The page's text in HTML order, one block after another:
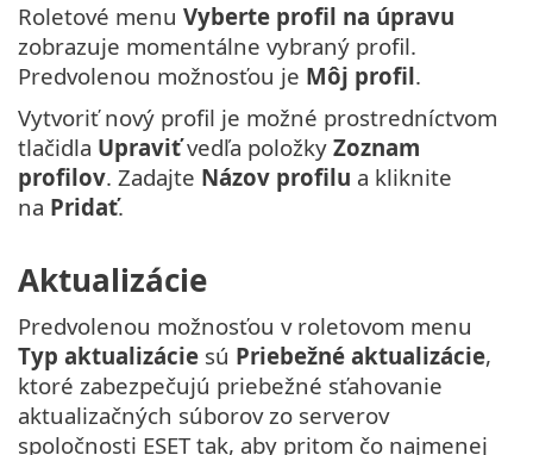
Roletové menu Vyberte profil na úpravu
zobrazuje momentálne vybraný profil.
Predvolenou možnosťou je Môj profil.
Vytvoriť nový profil je možné prostredníctvom
tlačidla Upraviťvedľa položky Zoznam
profilov. Zadajte Názov profilu a kliknite
na Pridať.
Aktualizácie
Predvolenou možnosťou v roletovom menu
Typ aktualizácie sú Priebežné aktualizácie,
ktoré zabezpečujú priebežné sťahovanie
aktualizačných súborov zo serverov
spoločnosti ESET tak, aby pritom čo najmenej